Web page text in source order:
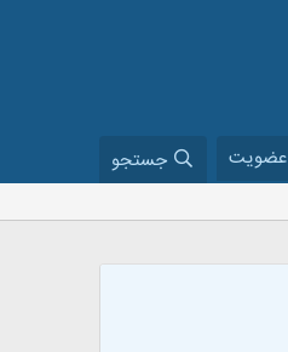
عضویت جستجو